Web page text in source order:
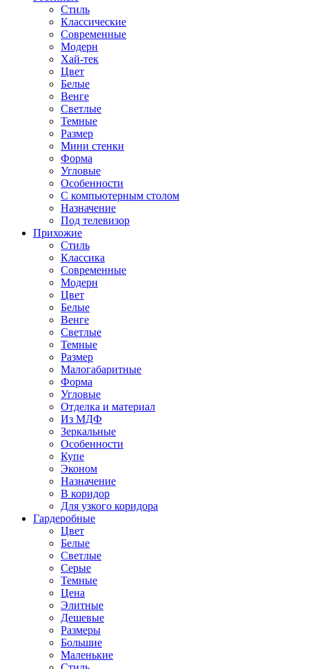
Стиль
Классические
Современные
Модерн
Хай-тек
Цвет
Белые
Венге
Светлые
Темные
Размер
Мини стенки
Форма
Угловые
Особенности
С компьютерным столом
Назначение
Под телевизор
Прихожие
Стиль
Классика
Современные
Модерн
Цвет
Белые
Венге
Светлые
Темные
Размер
Малогабаритные
Форма
Угловые
Отделка и материал
Из МДФ
Зеркальные
Особенности
Купе
Эконом
Назначение
В коридор
Для узкого коридора
Гардеробные
Цвет
Белые
Светлые
Серые
Темные
Цена
Элитные
Дешевые
Размеры
Большие
Маленькие